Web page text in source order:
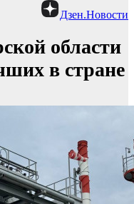
Дзен.Новости
области
в стране